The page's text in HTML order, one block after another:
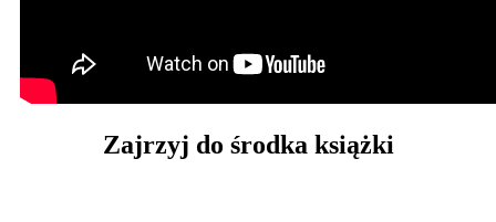
Zajrzyj do środka książki